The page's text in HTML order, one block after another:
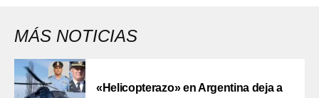
MÁS NOTICIAS
«Helicopterazo» en Argentina deja a